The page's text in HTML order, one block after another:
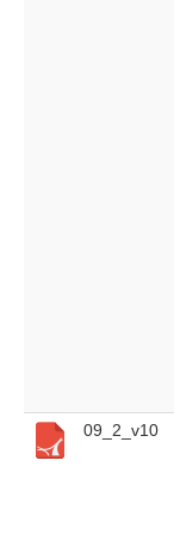
09_2_v10